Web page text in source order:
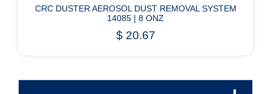
CRC DUSTER AEROSOL DUST REMOVAL SYSTEM
14085 | 8 ONZ
$20.67